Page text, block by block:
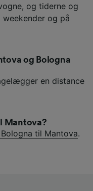
og tiderne og
og på
og Bologna
en distance
Mantova?
til Mantova.